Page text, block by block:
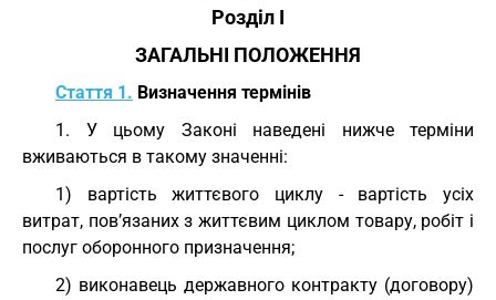
Розділ I
ЗАГАЛЬНІ ПОЛОЖЕННЯ
Стаття 1. Визначення термінів
1. У цьому Законі наведені нижче терміни
вживаються в такому значенні:
1) вартість життєвого циклу - вартість усіх
витрат, пов’язаних з життєвим циклом товару, робіт і
послуг оборонного призначення;
2) виконавець державного контракту (договору)